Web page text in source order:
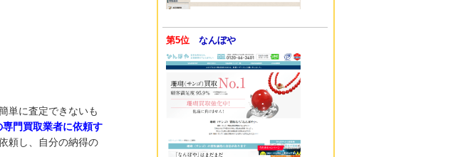
単に査定できないも
専門買取業者に依頼す
頼し、自分の納得の
第5位 なんぼや